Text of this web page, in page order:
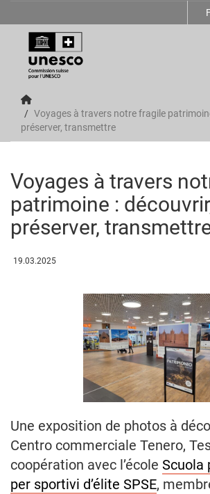
Voyages à travers notre fragile
préserver, transmettre
Voyages à travers
patrimoine :
préserver,
19.03.2025
Une exposition de photos à
Centro commerciale Tenero,
coopération avec l’école Scuola
per sportivi d’élite SPSE,